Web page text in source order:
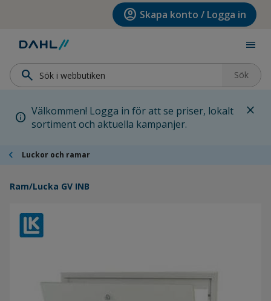
Hoppa till huvudinnehållet account_circle Skapa konto / Logga in
menu
search Sök
info Välkommen! Logga in för att se priser, lokalt
sortiment och aktuella kampanjer.
close
chevron_left Luckor och ramar
Ram/Lucka GV INB